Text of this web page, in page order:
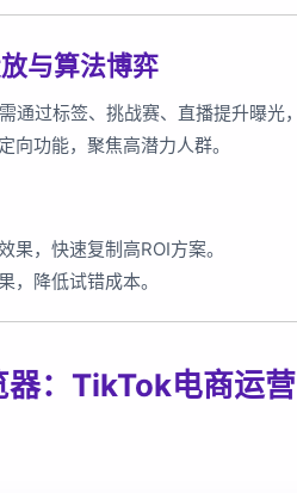
与算法博弈
通过标签、挑战赛、直播提升曝光
向功能，聚焦高潜力人群。
果，快速复制高ROI方案。
，降低试错成本。
：TikTok电商运